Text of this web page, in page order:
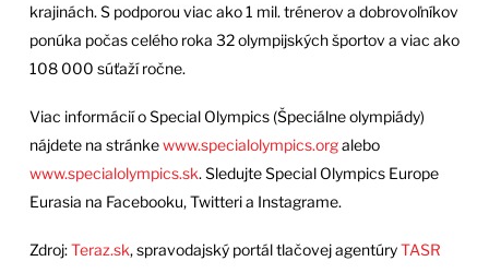
krajinách. S podporou viac ako 1 mil. trénerov a dobrovoľníkov
ponúka počas celého roka 32 olympijských športov a viac ako
108 000 súťaží ročne.
Viac informácií o Special Olympics (Špeciálne olympiády)
nájdete na stránkewww.specialolympics.orgalebo
www.specialolympics.sk. Sledujte Special Olympics Europe
Eurasia na Facebooku, Twitteri a Instagrame.
Zdroj:Teraz.sk, spravodajský portál tlačovej agentúryTASR